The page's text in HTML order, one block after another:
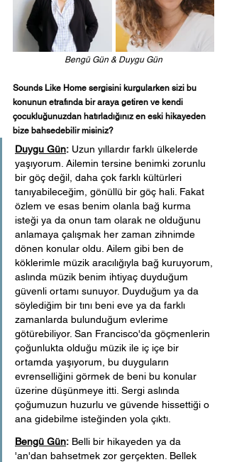
Bengü Gün & Duygu Gün
Sounds Like Home sergisini kurgularken sizi bu
konunun etrafında bir araya getiren ve kendi
çocukluğunuzdan hatırladığınız en eski hikayeden
bize bahsedebilir misiniz?
Duygu Gün: Uzun yıllardır farklı ülkelerde
yaşıyorum. Ailemin tersine benimki zorunlu
bir göç değil, daha çok farklı kültürleri
tanıyabileceğim, gönüllü bir göç hali. Fakat
özlem ve esas benim olanla bağ kurma
isteği ya da onun tam olarak ne olduğunu
anlamaya çalışmak her zaman zihnimde
dönen konular oldu. Ailem gibi ben de
köklerimle müzik aracılığıyla bağ kuruyorum,
aslında müzik benim ihtiyaç duyduğum
güvenli ortamı sunuyor. Duyduğum ya da
söylediğim bir tını beni eve ya da farklı
zamanlarda bulunduğum evlerime
götürebiliyor. San Francisco'da göçmenlerin
çoğunlukta olduğu müzik ile iç içe bir
ortamda yaşıyorum, bu duyguların
evrenselliğini görmek de beni bu konular
üzerine düşünmeye itti. Sergi aslında
çoğumuzun huzurlu ve güvende hissettiği o
ana gidebilme isteğinden yola çıktı.
Bengü Gün: Belli bir hikayeden ya da
'an'dan bahsetmek zor gerçekten. Bellek